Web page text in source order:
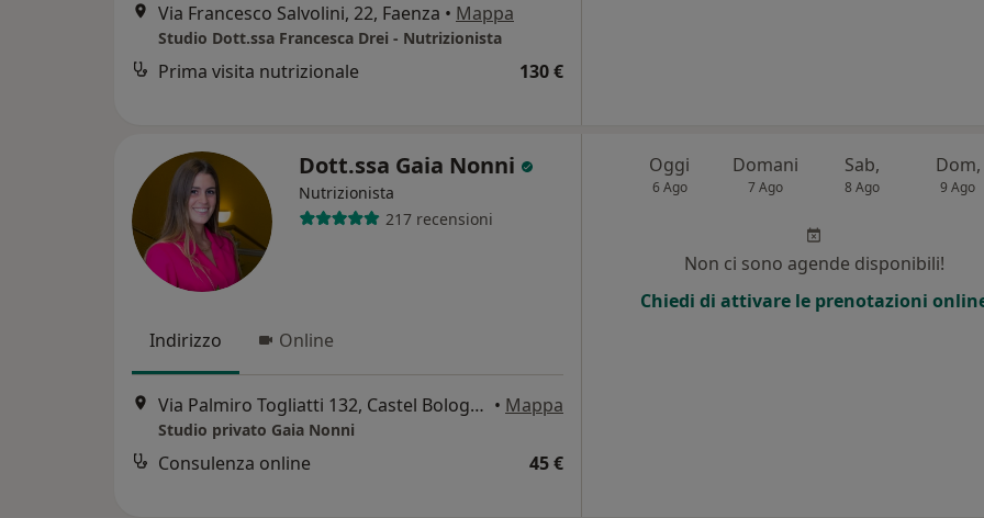
Via Francesco Salvolini, 22, Faenza • Mappa
Studio Dott.ssa Francesca Drei - Nutrizionista
Prima visita nutrizionale 130 €
Dott.ssa Gaia Nonni
Nutrizionista
217 recensioni
Indirizzo Online
Via Palmiro Togliatti 132, Castel Bolognese • Mappa
Studio privato Gaia Nonni
Consulenza online 45 €
Oggi
6 Ago
Domani
7 Ago
Sab,
8 Ago
Dom,
9 Ago
Non ci sono agende disponibili!
Chiedi di attivare le prenotazioni